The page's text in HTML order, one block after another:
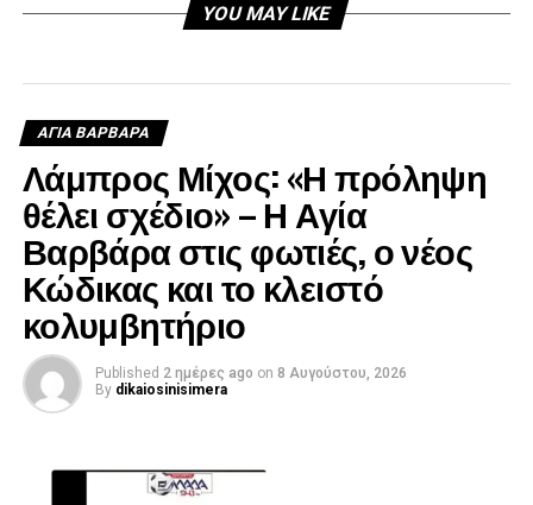
YOU MAY LIKE
ΑΓΙΑ ΒΑΡΒΑΡΑ
Λάμπρος Μίχος: «Η πρόληψη
θέλει σχέδιο» – Η Αγία
Βαρβάρα στις φωτιές, ο νέος
Κώδικας και το κλειστό
κολυμβητήριο
Published 2 ημέρες ago on 8 Αυγούστου, 2026
By dikaiosinisimera